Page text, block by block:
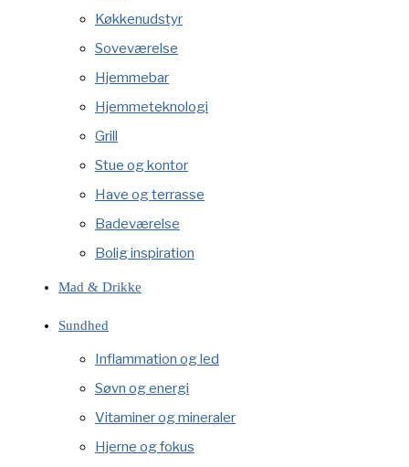
Køkkenudstyr
Soveværelse
Hjemmebar
Hjemmeteknologi
Grill
Stue og kontor
Have og terrasse
Badeværelse
Bolig inspiration
Mad & Drikke
Sundhed
Inflammation og led
Søvn og energi
Vitaminer og mineraler
Hjerne og fokus